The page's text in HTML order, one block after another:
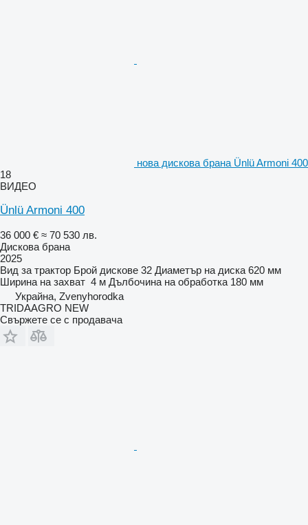
нова дискова брана Ünlü Armoni 400
18
ВИДЕО
Ünlü Armoni 400
36 000 € ≈ 70 530 лв.
Дискова брана
2025
Вид за трактор Брой дискове 32 Диаметър на диска 620 мм
Ширина на захват 4 м Дълбочина на обработка 180 мм
Украйна, Zvenyhorodka
TRIDAAGRO NEW
Свържете се с продавача